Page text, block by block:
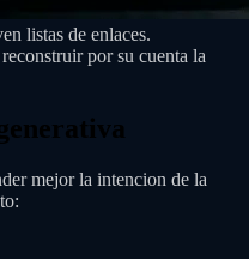
listas de enlaces.
por su cuenta la
mejor la intencion de la